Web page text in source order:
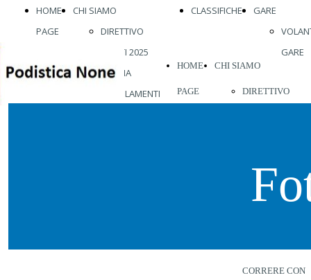
HOME
PAGE
CHI SIAMO
DIRETTIVO
ATLETI 2025
STORIA
REGOLAMENTI
CLASSIFICHE
GARE
GARE
HOME
PAGE
CHI SIAMO
DIRETTIVO
REGOLAMENTI
CORRERE CON